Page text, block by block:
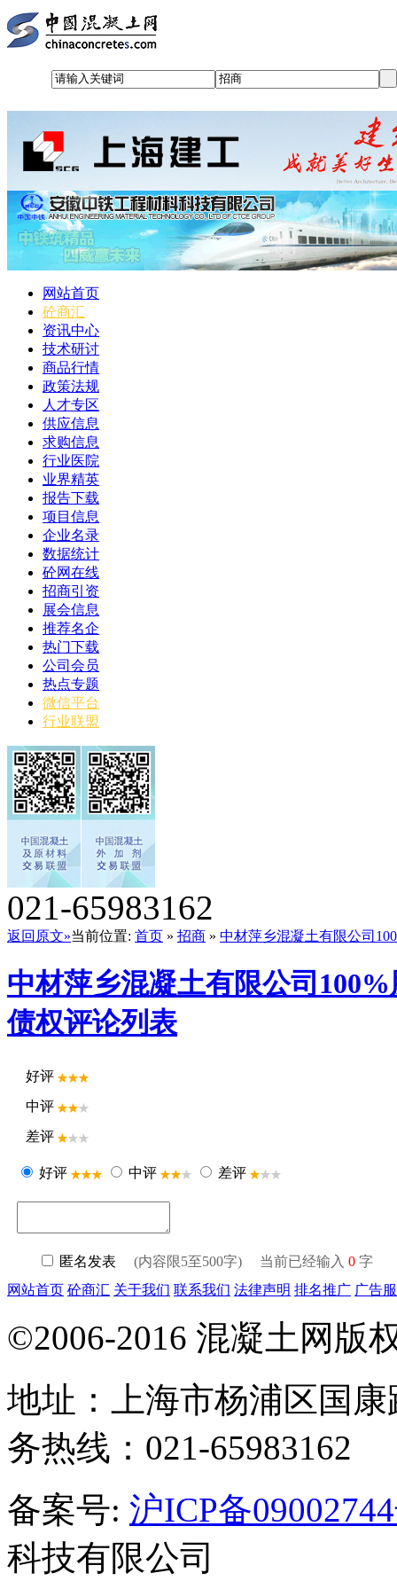
网站首页
砼商汇
资讯中心
技术研讨
商品行情
政策法规
人才专区
供应信息
求购信息
行业医院
业界精英
报告下载
项目信息
企业名录
数据统计
砼网在线
招商引资
展会信息
推荐名企
热门下载
公司会员
热点专题
微信平台
行业联盟
021-65983162
返回原文»当前位置: 首页 » 招商 » 中材萍乡混凝土有限公司
中材萍乡混凝土有限公司
债权评论列表
好评
中评
差评
好评 中评 差评
匿名发表 (内容限5至500字) 当前已经输入 0 字
网站首页 砼商汇 关于我们 联系我们 法律声明 排名推广 广告
©2006-2016 混凝土网版
地址：上海市杨浦区国
务热线：021-65983162
备案号: 沪ICP备
科技有限公司